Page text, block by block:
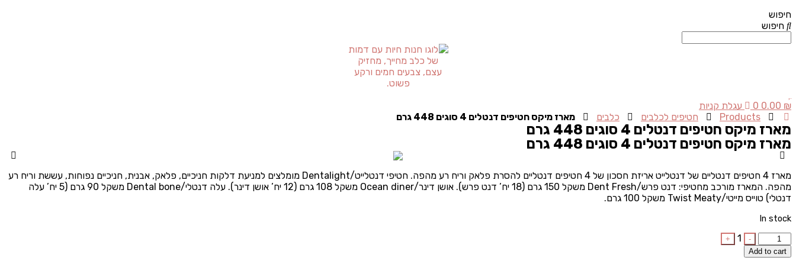
חיפוש
חיפוש
0.00 ₪
0
עגלת קניות
Products
חטיפים לכלבים כלבים מארז מיקס חטיפים דנטלים 4 סוגים 448 גרם
מארז מיקס חטיפים דנטלים 4 סוגים 448 גרם
מארז מיקס חטיפים דנטלים 4 סוגים 448 גרם
מארז 4 חטיפים דנטליים של דנטלייט אריזת חסכון של 4 חטיפים דנטליים להסרת פלאק וריח רע מהפה. חטיפי דנטלייט/Dentalight מומלצים למניעת דלקות חניכיים, פלאק, אבנית, חניכיים נפוחות, עששת וריח רע
מהפה. המארז מורכב מחטיפי: דנט פרש/Dent Fresh משקל 150 גרם (18 יח’ דנט פרש). אושן דינר/Ocean diner משקל 108 גרם (12 יח’ אושן דינר). עלה דנטלי/Dental bone משקל 90 גרם (5 יח’ עלה
דנטלי) טוייס מייטי/Twist Meaty משקל 100 גרם.
In stock
Quantity
-
1
+
Add to cart